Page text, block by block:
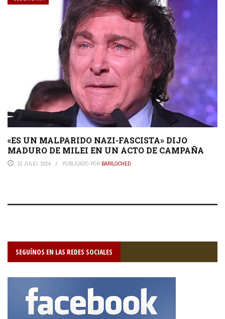
«ES UN MALPARIDO NAZI-FASCISTA» DIJO
MADURO DE MILEI EN UN ACTO DE CAMPAÑA
22 JULIO, 2024 PUBLICADO POR BARILOCHED
SEGUÍNOS EN LAS REDES SOCIALES